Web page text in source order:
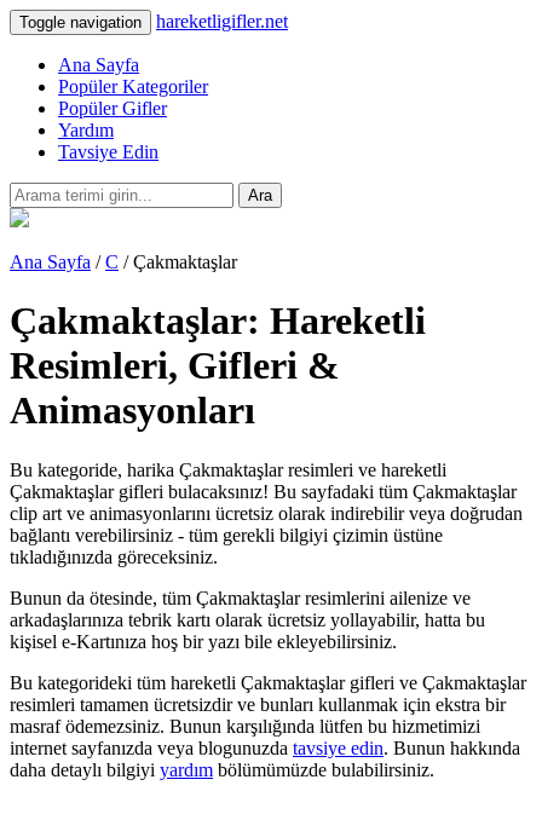
Toggle navigation hareketligifler.net
Ana Sayfa
Popüler Kategoriler
Popüler Gifler
Yardım
Tavsiye Edin
Ara
Ana Sayfa /C / Çakmaktaşlar
Çakmaktaşlar: Hareketli
Resimleri, Gifleri &
Animasyonları
Bu kategoride, harika Çakmaktaşlar resimleri ve hareketli
Çakmaktaşlar gifleri bulacaksınız! Bu sayfadaki tüm Çakmaktaşlar
clip art ve animasyonlarını ücretsiz olarak indirebilir veya doğrudan
bağlantı verebilirsiniz - tüm gerekli bilgiyi çizimin üstüne
tıkladığınızda göreceksiniz.
Bunun da ötesinde, tüm Çakmaktaşlar resimlerini ailenize ve
arkadaşlarınıza tebrik kartı olarak ücretsiz yollayabilir, hatta bu
kişisel e-Kartınıza hoş bir yazı bile ekleyebilirsiniz.
Bu kategorideki tüm hareketli Çakmaktaşlar gifleri ve Çakmaktaşlar
resimleri tamamen ücretsizdir ve bunları kullanmak için ekstra bir
masraf ödemezsiniz. Bunun karşılığında lütfen bu hizmetimizi
internet sayfanızda veya blogunuzda tavsiye edin. Bunun hakkında
daha detaylı bilgiyi yardım bölümümüzde bulabilirsiniz.